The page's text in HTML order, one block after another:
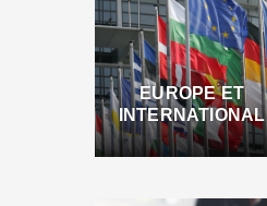
EUROPE ET
INTERNATIONAL